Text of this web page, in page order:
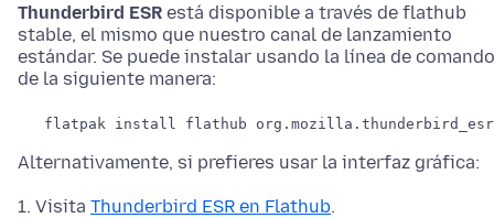
Thunderbird ESR está disponible a través de flathub
stable, el mismo que nuestro canal de lanzamiento
estándar. Se puede instalar usando la línea de
de la siguiente manera:
flatpak install flathub org.mozilla.thunderbird_esr
Alternativamente, si prefieres usar la interfaz gráfica:
Visita Thunderbird ESR en Flathub.